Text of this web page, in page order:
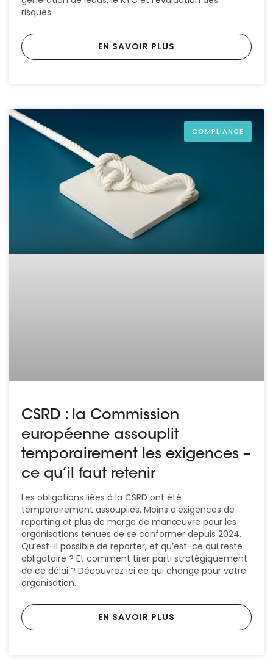
risques.
EN SAVOIR PLUS
COMPLIANCE
CSRD : la Commission
européenne assouplit
temporairement les exigences –
ce qu’il faut retenir
Les obligations liées à la CSRD ont été
temporairement assouplies. Moins d’exigences de
reporting et plus de marge de manœuvre pour les
organisations tenues de se conformer depuis 2024.
Qu’est-il possible de reporter, et qu’est-ce qui reste
obligatoire ? Et comment tirer parti stratégiquement
de ce délai ? Découvrez ici ce qui change pour votre
organisation.
EN SAVOIR PLUS